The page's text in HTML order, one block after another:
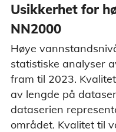
Usikkerhet for
NN2000
Høye
statistiske analyser
fram til 2023.
av lengde på
dataserien
området. Kvalitet til